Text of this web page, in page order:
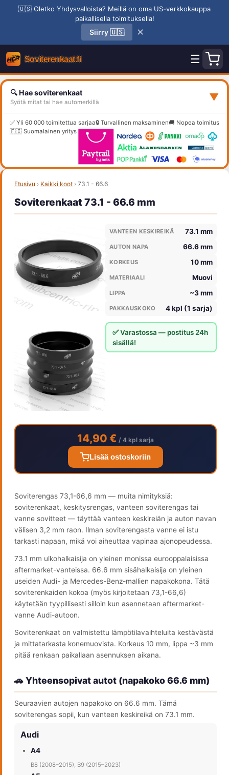
🇺🇸 Oletko Yhdysvalloista? Meillä on oma US-verkkokauppa
paikallisella toimituksella!
Siirry 🇺🇸 ✕
☰
🔍 Hae soviterenkaat
Syötä mitat tai hae automerkillä ▼
✅ Yli 60 000 toimitettua sarjaa🔒 Turvallinen maksaminen🚚 Nopea toimitus
🇫🇮 Suomalainen yritys
Etusivu › Kaikki koot › 73.1 - 66.6
Soviterenkaat 73.1 - 66.6 mm
VANTEEN KESKIREIKÄ 73.1 mm
AUTON NAPA 66.6 mm
KORKEUS 10 mm
MATERIAALI Muovi
LIPPA ~3 mm
PAKKAUSKOKO 4 kpl (1 sarja)
✅ Varastossa — postitus 24h
sisällä!
14,90 € / 4 kpl sarja
Lisää ostoskoriin
Soviterengas 73,1-66,6 mm — muita nimityksiä:
soviterenkaat, keskitysrengas, vanteen soviterengas tai
vanne sovitteet — täyttää vanteen keskireiän ja auton navan
välisen 3,2 mm raon. Ilman soviterengasta vanne ei istu
tarkasti napaan, mikä voi aiheuttaa vapinaa ajonopeudessa.
73.1 mm ulkohalkaisija on yleinen monissa eurooppalaisissa
aftermarket-vanteissa. 66.6 mm sisähalkaisija on yleinen
useiden Audi- ja Mercedes-Benz-mallien napakokona. Tätä
soviterenkaiden kokoa (myös kirjoitetaan 73,1-66,6)
käytetään tyypillisesti silloin kun asennetaan aftermarket-
vanne Audi-autoon.
Soviterenkaat on valmistettu lämpötilavaihteluita kestävästä
ja mittatarkasta konemuovista. Korkeus 10 mm, lippa ~3 mm
pitää renkaan paikallaan asennuksen aikana.
🚗 Yhteensopivat autot (napakoko 66.6 mm)
Seuraavien autojen napakoko on 66.6 mm. Tämä
soviterengas sopii, kun vanteen keskireikä on 73.1 mm.
Audi
A4
B8 (2008–2015), B9 (2015–2023)